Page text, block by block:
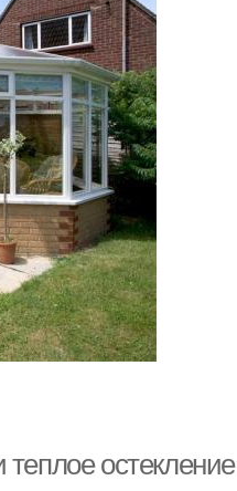
остекление